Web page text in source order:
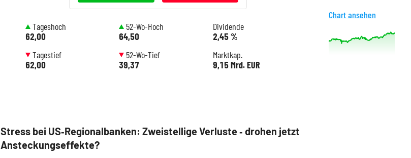
Chart ansehen
Tageshoch
62,00
Tagestief
62,00
52-Wo-Hoch
64,50
52-Wo-Tief
39,37
Dividende
2,45 %
Marktkap.
9,15 Mrd. EUR
Stress bei US‑Regionalbanken: Zweistellige Verluste ‑ drohen jetzt
Ansteckungseffekte?